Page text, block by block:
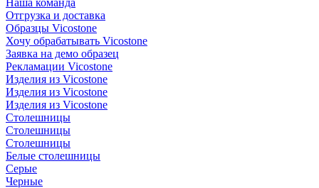
Наша команда
Отгрузка и доставка
Образцы Vicostone
Хочу обрабатывать Vicostone
Заявка на демо образец
Рекламации Vicostone
Изделия из Vicostone
Изделия из Vicostone
Изделия из Vicostone
Столешницы
Столешницы
Столешницы
Белые столешницы
Серые
Черные